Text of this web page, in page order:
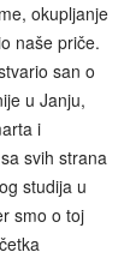
okupljanje
naše priče.
san o
u Janju,
i
svih strana
studija u
smo o toj